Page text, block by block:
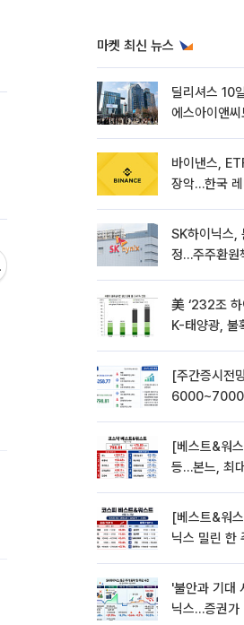
마켓 최신 뉴스
딜리셔스 10
에스아이앤
바이낸스,
장악…한국
SK하이닉스,
정…주주환원
美 ‘232조
K-태양광, 불
[주간증시전
[베스트&워
등…본느, 최
[베스트&워
닉스 밀린 한
'불안과 기대
닉스…증권가